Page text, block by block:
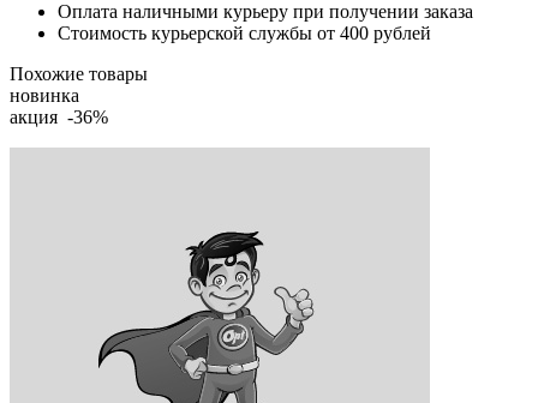
Оплата наличными курьеру при получении заказа
Стоимость курьерской службы от 400 рублей
Похожие товары
новинка
акция -36%